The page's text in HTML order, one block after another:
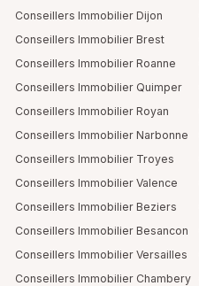
Conseillers Immobilier Dijon
Conseillers Immobilier Brest
Conseillers Immobilier Roanne
Conseillers Immobilier Quimper
Conseillers Immobilier Royan
Conseillers Immobilier Narbonne
Conseillers Immobilier Troyes
Conseillers Immobilier Valence
Conseillers Immobilier Beziers
Conseillers Immobilier Besancon
Conseillers Immobilier Versailles
Conseillers Immobilier Chambery